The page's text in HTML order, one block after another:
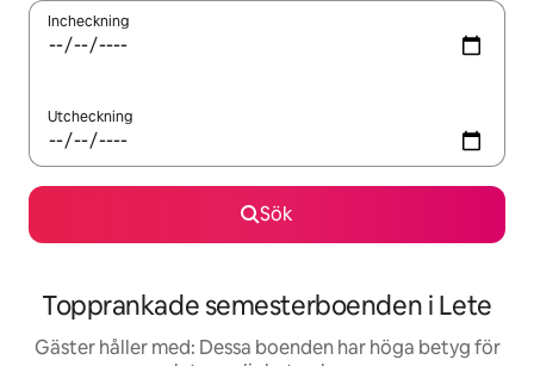
Incheckning
Utcheckning
Sök
Topprankade semesterboenden i Lete
Gäster håller med: Dessa boenden har höga betyg för